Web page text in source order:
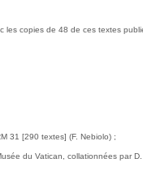
copies de 48 de ces textes
31 [290 textes] (F. Nebiolo) ;
du Vatican, collationnées par D.